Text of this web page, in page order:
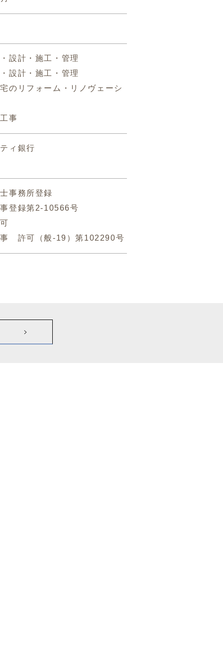
設計・施工・管理
設計・施工・管理
のリフォーム・リノヴェーシ
事
ィ銀行
事務所登録
登録第2-10566号
事 許可（般-19）第102290号